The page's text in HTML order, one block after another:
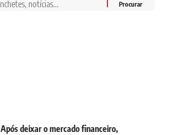
Após deixar o mercado financeiro,